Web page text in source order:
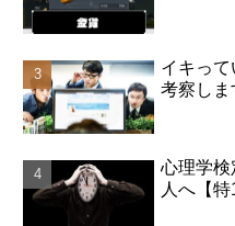
イキっ
考察しま
心理学検
人へ【特